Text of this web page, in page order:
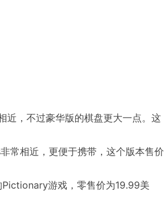
，不过豪华版的棋盘更大一点。这
常相近，更便于携带，这个版本售价
游戏，零售价为19.99美